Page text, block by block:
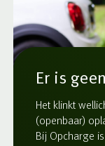
Er is
Het klinkt
(openbaar)
Bij Opcharge